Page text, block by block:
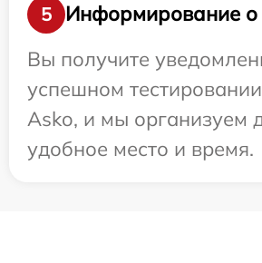
5
Информирование о
Вы получите
успешном
Asko, и мы организуем
удобное место и время.